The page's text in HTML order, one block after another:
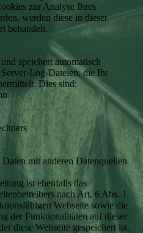
zur Analyse Ihres
werden diese in dieser
behandelt.
speichert automatisch
Log-Dateien, die Ihr
Dies sind:
mit anderen Datenquellen
ist ebenfalls das
nach Art. 6 Abs. 1
Webseite sowie die
der Funktionalitäten auf dieser
diese Webseite gespeichert ist.